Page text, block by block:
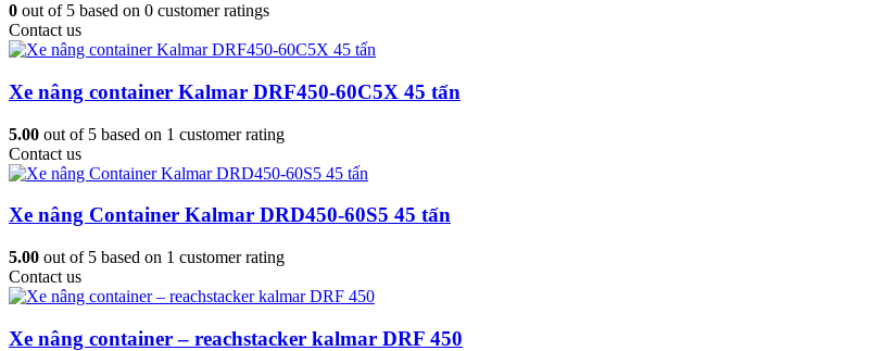
0 out of 5 based on 0 customer ratings
Contact us
Xe nâng container Kalmar DRF450-60C5X 45 tấn
5.00 out of 5 based on 1 customer rating
Contact us
Xe nâng Container Kalmar DRD450-60S5 45 tấn
5.00 out of 5 based on 1 customer rating
Contact us
Xe nâng container – reachstacker kalmar DRF 450